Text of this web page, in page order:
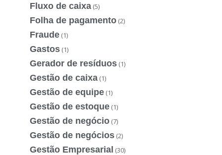
Fluxo de caixa (5)
Folha de pagamento (2)
Fraude (1)
Gastos (1)
Gerador de resíduos (1)
Gestão de caixa (1)
Gestão de equipe (1)
Gestão de estoque (1)
Gestão de negócio (7)
Gestão de negócios (2)
Gestão Empresarial (30)